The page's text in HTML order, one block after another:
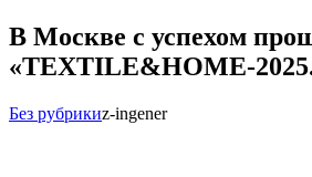
В Москве с успехом
«TEXTILE&HOME-
Без рубрикиz-ingener